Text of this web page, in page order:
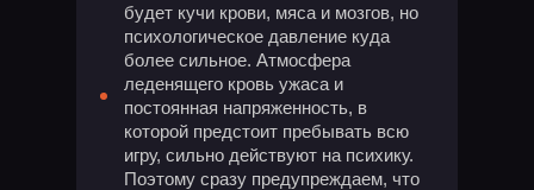
будет кучи крови, мяса и мозгов, но
психологическое давление куда
более сильное. Атмосфера
леденящего кровь ужаса и
постоянная напряженность, в
которой предстоит пребывать всю
игру, сильно действуют на психику.
Поэтому сразу предупреждаем, что